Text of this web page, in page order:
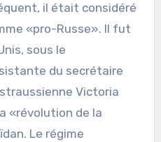
il était considéré
«pro-Russe». Il fut
sous le
du secrétaire
straussienne Victoria
«révolution de la
Le régime